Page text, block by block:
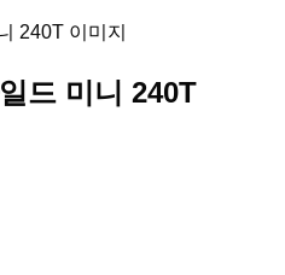
드 미니 240T